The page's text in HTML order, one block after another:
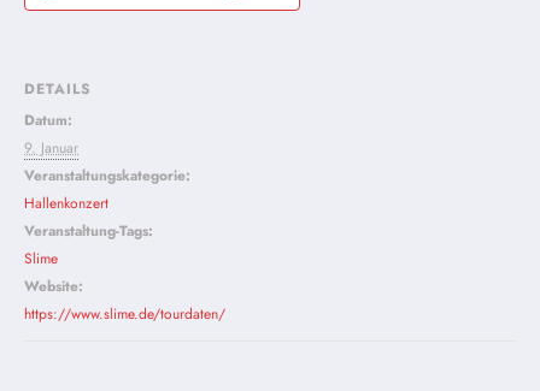
DETAILS
Datum:
9. Januar
Veranstaltungskategorie:
Hallenkonzert
Veranstaltung-Tags:
Slime
Website:
https://www.slime.de/tourdaten/